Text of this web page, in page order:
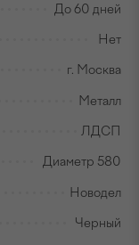
До 60 дней
Нет
г. Москва
Металл
ЛДСП
Диаметр 580
Новодел
Черный